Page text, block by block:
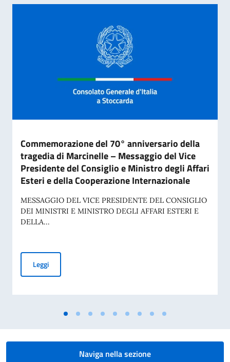
Commemorazione del 70° anniversario della
tragedia di Marcinelle – Messaggio del Vice
Presidente del Consiglio e Ministro degli Affari
Esteri e della Cooperazione Internazionale
MESSAGGIO DEL VICE PRESIDENTE DEL CONSIGLIO
DEI MINISTRI E MINISTRO DEGLI AFFARI ESTERI E
DELLA...
LeggiCommemorazione del 70° anniversario della tragedia di
Naviga nella sezione